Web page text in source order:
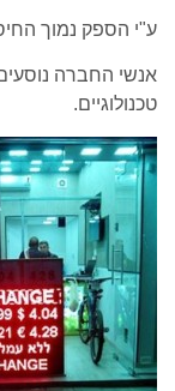
ע"י הספק נמוך
אנשי החברה
טכנולוגיים.